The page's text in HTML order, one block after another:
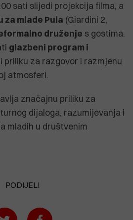
sati slijedi projekcija filma, a
za mlade Pula (Giardini 2,
druženje s gostima.
glazbeni program i
priliku za razgovor i razmjenu
atmosferi.
značajnu priliku za
dijaloga, razumijevanja i
mladih u društvenim
PODIJELI